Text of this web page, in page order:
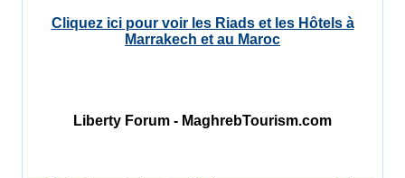
Cliquez ici pour voir les Riads et les Hôtels à
Marrakech et au Maroc
Liberty Forum - MaghrebTourism.com